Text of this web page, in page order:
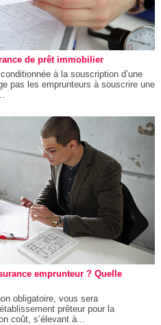
de prêt immobilier
à la souscription d’une
pas les emprunteurs à souscrire une
emprunteur ? Quelle
obligatoire, vous sera
prêteur pour la
coût, s’élevant à...